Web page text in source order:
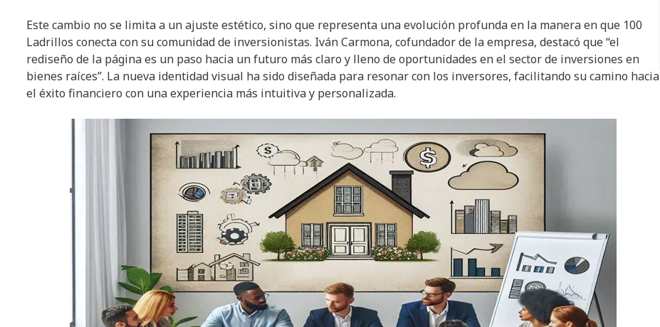
Este cambio no se limita a un ajuste estético, sino que representa una evolución profunda en la manera en que 100
Ladrillos conecta con su comunidad de inversionistas. Iván Carmona, cofundador de la empresa, destacó que “el
rediseño de la página es un paso hacia un futuro más claro y lleno de oportunidades en el sector de inversiones en
bienes raíces”. La nueva identidad visual ha sido diseñada para resonar con los inversores, facilitando su camino hacia
el éxito financiero con una experiencia más intuitiva y personalizada.